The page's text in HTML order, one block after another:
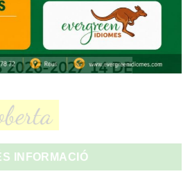
2027 14 DE